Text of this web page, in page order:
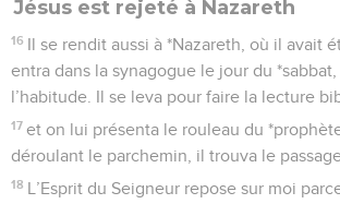
Jésus est rejeté à Nazareth
16 Il se rendit aussi à *Nazareth, où il avait
entra dans la synagogue le jour du
l’habitude. Il se leva pour faire la lecture
17 et on lui présenta le rouleau du
déroulant le parchemin, il trouva le
18 L’Esprit du Seigneur repose sur moi